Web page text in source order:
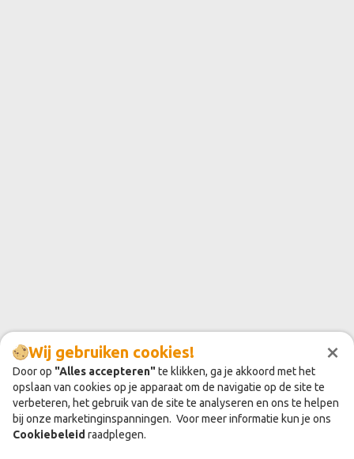
×
Wij gebruiken cookies!
Door op "Alles accepteren"te klikken, ga je akkoord met het
opslaan van cookies op je apparaat om de navigatie op de site te
verbeteren, het gebruik van de site te analyseren en ons te helpen
bij onze marketinginspanningen. Voor meer informatie kun je ons
Cookiebeleid raadplegen.